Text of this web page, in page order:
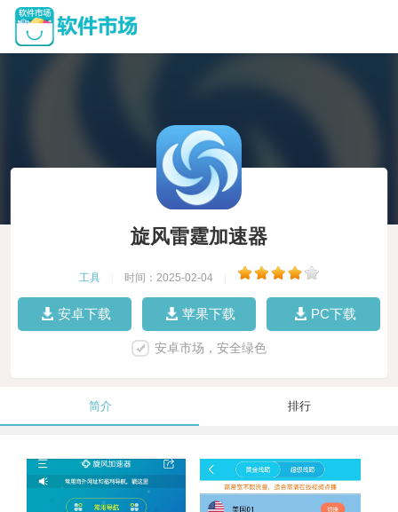
旋风雷霆加速器
工具 时间：2025-02-04
安卓下载 苹果下载 PC下载
安卓市场，安全绿色
简介 排行